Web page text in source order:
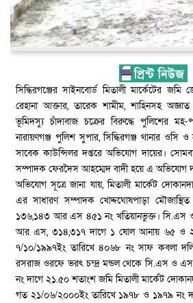
সিদ্ধিরগঞ্জের সাইনবোর্ড মিতালী মার্কেটের
রেহানা আক্তার, তারেক শামীম, শাহিনসহ
ভূমিদস্যু চাঁদাবাজ চক্রের বিরুদ্ধে পুলিশের মহ-
নারায়ণগঞ্জ পুলিশ সুপার, সিদ্ধিরগঞ্জ থানার ওসি ও
সাবেক কাউন্সিলর দপ্তরে অভিযোগ দায়ের।
সম্পাদক ফেরদৈস আহম্মেদ বাদী হয়ে এ অভিযোগ
অভিযোগ সূত্রে জানা যায়, মিতালী মার্কেট
এর সাধারণ সম্পাদক খোদ্দঘোষপাড়া
১৩৬,১৪৩ আর এস ৪৫১ নং খতিয়ানভুক্ত।
আর এস, ৩১৪,৩১৭ দাগে ১ ষোল আনায় ৬৫ ও
৭/১০/১৯৯৭ইং তারিখে ৪০৬৮ নং সাফ কবলা
রসরাজ ওরফে ভরৎ চন্দ্র মন্ডল থেকে সি.এস ও
নং দাগে ২১.৫০ শতাংশ জমি মিতালী মার্কেট
গত ২১/০৬/২০০০ইং তারিখে ১৯৭৮ ও ১৯৭৯ নং